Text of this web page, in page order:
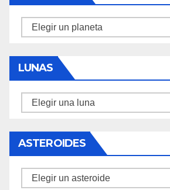
Planetas
LUNAS
Lunas
ASTEROIDES
Asteroides